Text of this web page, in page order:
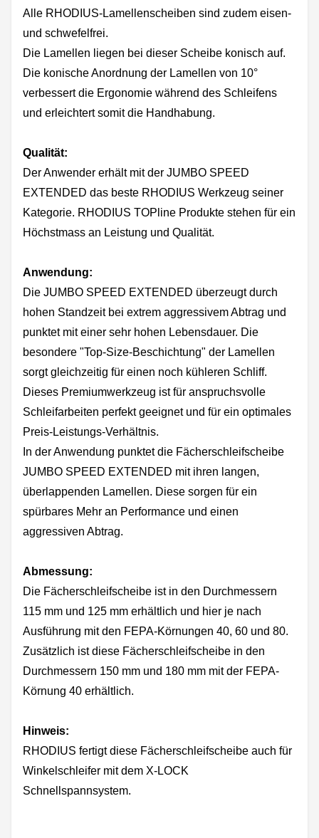
Alle RHODIUS-Lamellenscheiben sind zudem eisen-
und schwefelfrei.
Die Lamellen liegen bei dieser Scheibe konisch auf.
Die konische Anordnung der Lamellen von 10°
verbessert die Ergonomie während des Schleifens
und erleichtert somit die Handhabung.
Qualität:
Der Anwender erhält mit der JUMBO SPEED
EXTENDED das beste RHODIUS Werkzeug seiner
Kategorie. RHODIUS TOPline Produkte stehen für ein
Höchstmass an Leistung und Qualität.
Anwendung:
Die JUMBO SPEED EXTENDED überzeugt durch
hohen Standzeit bei extrem aggressivem Abtrag und
punktet mit einer sehr hohen Lebensdauer. Die
besondere "Top-Size-Beschichtung" der Lamellen
sorgt gleichzeitig für einen noch kühleren Schliff.
Dieses Premiumwerkzeug ist für anspruchsvolle
Schleifarbeiten perfekt geeignet und für ein optimales
Preis-Leistungs-Verhältnis.
In der Anwendung punktet die Fächerschleifscheibe
JUMBO SPEED EXTENDED mit ihren langen,
überlappenden Lamellen. Diese sorgen für ein
spürbares Mehr an Performance und einen
aggressiven Abtrag.
Abmessung:
Die Fächerschleifscheibe ist in den Durchmessern
115 mm und 125 mm erhältlich und hier je nach
Ausführung mit den FEPA-Körnungen 40, 60 und 80.
Zusätzlich ist diese Fächerschleifscheibe in den
Durchmessern 150 mm und 180 mm mit der FEPA-
Körnung 40 erhältlich.
Hinweis:
RHODIUS fertigt diese Fächerschleifscheibe auch für
Winkelschleifer mit dem X-LOCK
Schnellspannsystem.